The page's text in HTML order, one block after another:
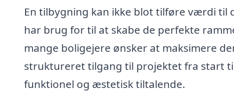
En tilbygning kan ikke blot tilføre værdi til
har brug for til at skabe de perfekte
mange boligejere ønsker at maksimere
struktureret tilgang til projektet fra start
funktionel og æstetisk tiltalende.